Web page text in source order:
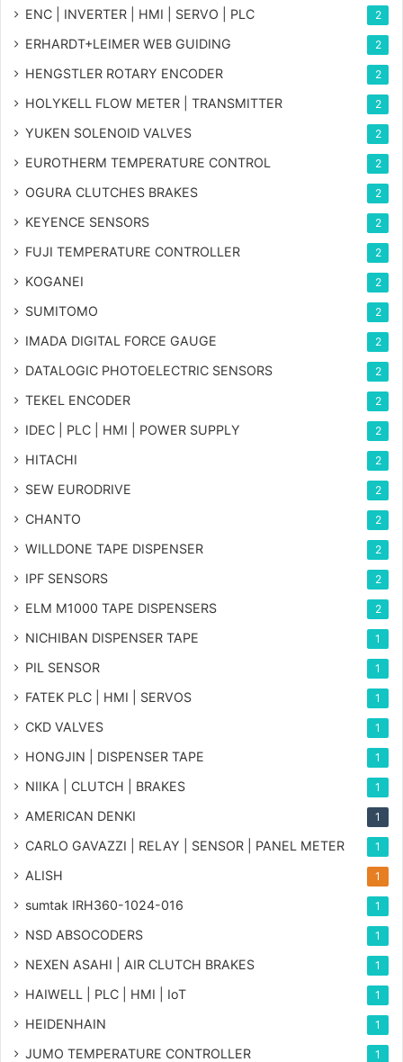
ENC | INVERTER | HMI | SERVO | PLC 2
ERHARDT+LEIMER WEB GUIDING 2
HENGSTLER ROTARY ENCODER 2
HOLYKELL FLOW METER | TRANSMITTER 2
YUKEN SOLENOID VALVES 2
EUROTHERM TEMPERATURE CONTROL 2
OGURA CLUTCHES BRAKES 2
KEYENCE SENSORS 2
FUJI TEMPERATURE CONTROLLER 2
KOGANEI 2
SUMITOMO 2
IMADA DIGITAL FORCE GAUGE 2
DATALOGIC PHOTOELECTRIC SENSORS 2
TEKEL ENCODER 2
IDEC | PLC | HMI | POWER SUPPLY 2
HITACHI 2
SEW EURODRIVE 2
CHANTO 2
WILLDONE TAPE DISPENSER 2
IPF SENSORS 2
ELM M1000 TAPE DISPENSERS 2
NICHIBAN DISPENSER TAPE 1
PIL SENSOR 1
FATEK PLC | HMI | SERVOS 1
CKD VALVES 1
HONGJIN | DISPENSER TAPE 1
NIIKA | CLUTCH | BRAKES 1
AMERICAN DENKI 1
CARLO GAVAZZI | RELAY | SENSOR | PANEL METER 1
ALISH 1
sumtak IRH360-1024-016 1
NSD ABSOCODERS 1
NEXEN ASAHI | AIR CLUTCH BRAKES 1
HAIWELL | PLC | HMI | IoT 1
HEIDENHAIN 1
JUMO TEMPERATURE CONTROLLER 1